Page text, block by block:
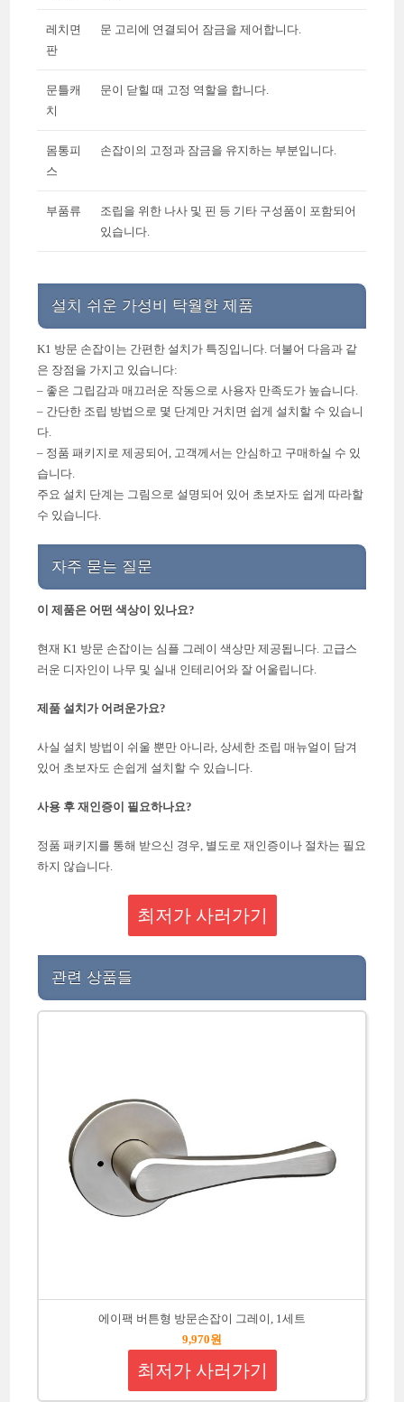
레치면
판
문 고리에 연결되어 잠금을 제어합니다.
문틀캐
치
문이 닫힐 때 고정 역할을 합니다.
몸통피
스
손잡이의 고정과 잠금을 유지하는 부분입니다.
부품류
조립을 위한 나사 및 핀 등 기타 구성품이 포함되어
있습니다.
설치 쉬운 가성비 탁월한 제품
K1 방문 손잡이는 간편한 설치가 특징입니다. 더불어 다음과 같
은 장점을 가지고 있습니다:
– 좋은 그립감과 매끄러운 작동으로 사용자 만족도가 높습니다.
– 간단한 조립 방법으로 몇 단계만 거치면 쉽게 설치할 수 있습니
다.
– 정품 패키지로 제공되어, 고객께서는 안심하고 구매하실 수 있
습니다.
주요 설치 단계는 그림으로 설명되어 있어 초보자도 쉽게 따라할
수 있습니다.
자주 묻는 질문
이 제품은 어떤 색상이 있나요?
현재 K1 방문 손잡이는 심플 그레이 색상만 제공됩니다. 고급스
러운 디자인이 나무 및 실내 인테리어와 잘 어울립니다.
제품 설치가 어려운가요?
사실 설치 방법이 쉬울 뿐만 아니라, 상세한 조립 매뉴얼이 담겨
있어 초보자도 손쉽게 설치할 수 있습니다.
사용 후 재인증이 필요하나요?
정품 패키지를 통해 받으신 경우, 별도로 재인증이나 절차는 필요
하지 않습니다.
최저가 사러가기
관련 상품들
에이팩 버튼형 방문손잡이 그레이, 1세트
9,970원
최저가 사러가기